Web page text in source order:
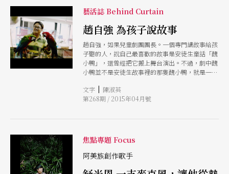
藝活誌 Behind Curtain
趙自強 為孩子說故事
趙自強，如果兒童劇團團長。一個專門講故事給孩
子聽的人，說自己最喜歡的故事是安徒生童話「醜
小鴨」，還曾經把它搬上舞台演出。不過，劇中醜
小鴨並不是安徒生故事裡的那隻醜小鴨，就是一隻
麗天鵝，「我就是想對孩子說，如果你不努力的
話，醜小鴨變天鵝這件事是不會發生在你身上
主持「九點強強滾」廣播節目；今年初如果進駐兒
童新樂園經營「心劇場」，除週一休園，天天定點
定時演出多場。 趙自強會這麼努力為孩子說故
文字 | 陳淑英
第268期 / 2015年04月號
焦點專題 Focus
阿美族創作歌手